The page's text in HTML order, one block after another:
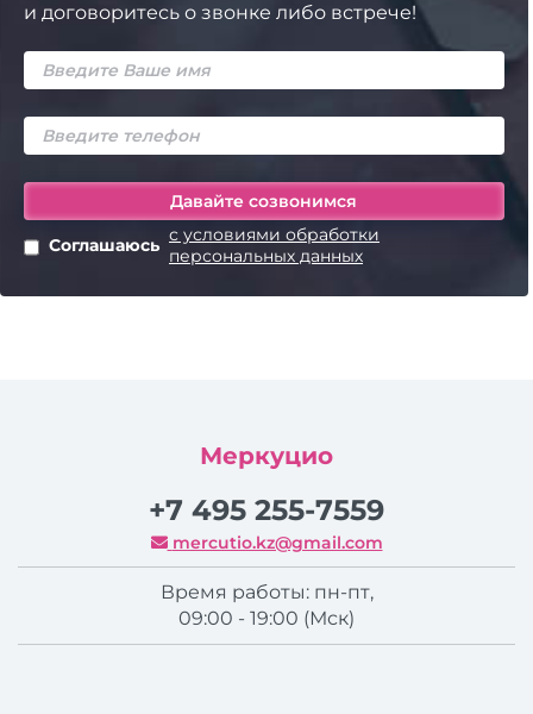
и договоритесь о звонке либо встрече!
Соглашаюсь с условиями обработки
персональных данных
Меркуцио
+7 495 255-7559
mercutio.kz@gmail.com
Время работы: пн-пт,
09:00 - 19:00 (Мск)